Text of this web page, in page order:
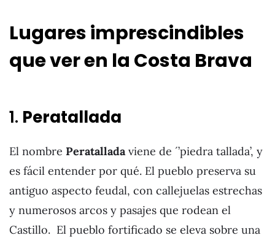
Lugares imprescindibles
que ver en la Costa Brava
1. Peratallada
El nombre Peratalladaviene de ´’piedra tallada’, y
es fácil entender por qué. El pueblo preserva su
antiguo aspecto feudal, con callejuelas estrechas
y numerosos arcos y pasajes que rodean el
Castillo. El pueblo fortificado se eleva sobre una